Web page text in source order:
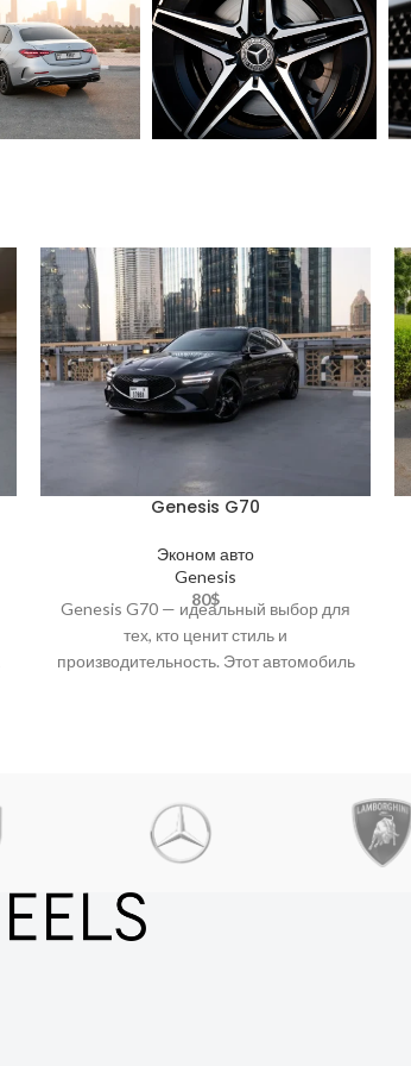
Genesis G70
Эконом авто
Genesis
80$
Genesis G70 — идеальный выбор для
тех, кто ценит стиль и
производительность. Этот автомобиль